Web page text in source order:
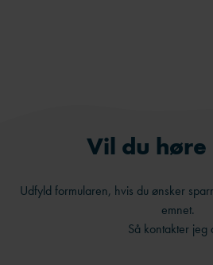
Vil du høre
Udfyld formularen, hvis du ønsker
emnet.
Så kontakter jeg